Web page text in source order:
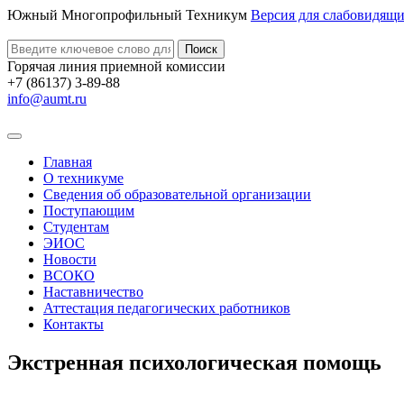
Южный Многопрофильный Техникум Версия для
Поиск
Горячая линия приемной комиссии
+7 (86137) 3-89-88
info@aumt.ru
Главная
О техникуме
Сведения об образовательной организации
Поступающим
Студентам
ЭИОС
Новости
ВСОКО
Наставничество
Аттестация педагогических работников
Контакты
Экстренная психологическая помощь